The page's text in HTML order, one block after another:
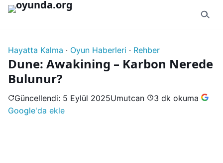
İçeriğe geç
Hayatta Kalma · Oyun Haberleri · Rehber
Dune: Awakining – Karbon Nerede
Bulunur?
Güncellendi: 5 Eylül 2025Umutcan
3 dk okuma
Google'da ekle